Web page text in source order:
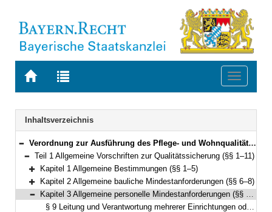
Zur
BAYERN.RECHT
Zur
letzten
Suche
Toggle
Navigation
Inhaltsverzeichnis
Bereich reduzieren
Verordnung zur Ausführung des Pflege- und Wohnqualitätsgesetzes und Weiterbildung in der Pflege und Hebammenkunde (AVPfleWoqG) Vom 27. Juli 2011 (GVBl. S. 346) BayRS 2170-5-1-G (§§ 1–91)
Bereich reduzieren
Teil 1 Allgemeine Vorschriften zur Qualitätssicherung (§§ 1–11)
Bereich erweitern
Kapitel 1 Allgemeine Bestimmungen (§§ 1–5)
Bereich erweitern
Kapitel 2 Allgemeine bauliche Mindestanforderungen (§§ 6–8)
Bereich reduzieren
Kapitel 3 Allgemeine personelle Mindestanforderungen (§§ 9–11)
§ 9 Leitung und Verantwortung mehrerer Einrichtungen oder Wohnformen